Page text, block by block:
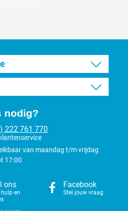
nodig?
222 761 770
van maandag t/m vrijdag
17:00
ons
en
Facebook
Stel jouw vraag